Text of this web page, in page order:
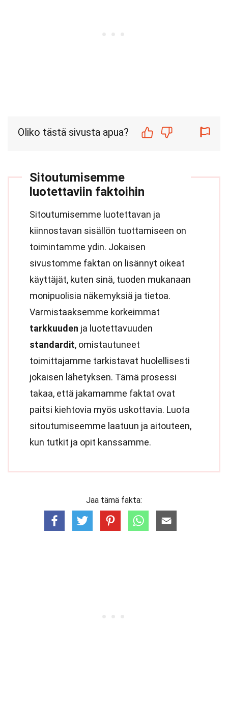
Oliko tästä sivusta apua?
Sitoutumisemme
luotettaviin faktoihin
Sitoutumisemme luotettavan ja
kiinnostavan sisällön tuottamiseen on
toimintamme ydin. Jokaisen
sivustomme faktan on lisännyt oikeat
käyttäjät, kuten sinä, tuoden mukanaan
monipuolisia näkemyksiä ja tietoa.
Varmistaaksemme korkeimmat
tarkkuuden ja luotettavuuden
standardit, omistautuneet
toimittajamme tarkistavat huolellisesti
jokaisen lähetyksen. Tämä prosessi
takaa, että jakamamme faktat ovat
paitsi kiehtovia myös uskottavia. Luota
sitoutumiseemme laatuun ja aitouteen,
kun tutkit ja opit kanssamme.
Jaa tämä fakta: